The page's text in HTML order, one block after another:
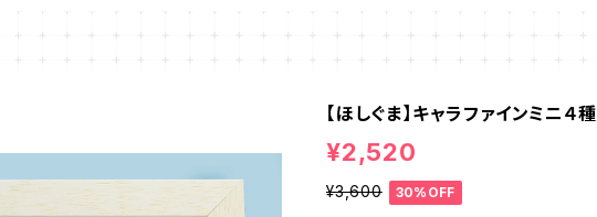
【ほしぐま】キャラファインミニ４種
¥2,520
¥3,600 30%OFF